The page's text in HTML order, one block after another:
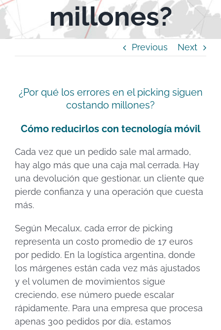
CONTACTOmillones?
Previous Next
¿Por qué los errores en el picking siguen
costando millones?
Cómo reducirlos con tecnología móvil
Cada vez que un pedido sale mal armado,
hay algo más que una caja mal cerrada. Hay
una devolución que gestionar, un cliente que
pierde confianza y una operación que cuesta
más.
Según Mecalux, cada error de picking
representa un costo promedio de 17 euros
por pedido. En la logística argentina, donde
los márgenes están cada vez más ajustados
y el volumen de movimientos sigue
creciendo, ese número puede escalar
rápidamente. Para una empresa que procesa
apenas 300 pedidos por día, estamos